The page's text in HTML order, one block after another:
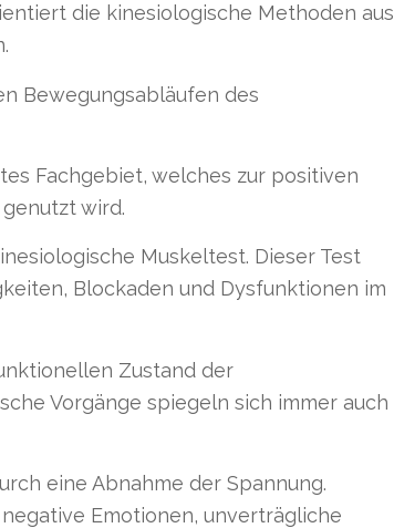
die kinesiologische Methoden aus
Bewegungsabläufen des
Fachgebiet, welches zur positiven
wird.
Muskeltest. Dieser Test
Blockaden und Dysfunktionen im
Zustand der
Vorgänge spiegeln sich immer auch
eine Abnahme der Spannung.
Emotionen, unverträgliche